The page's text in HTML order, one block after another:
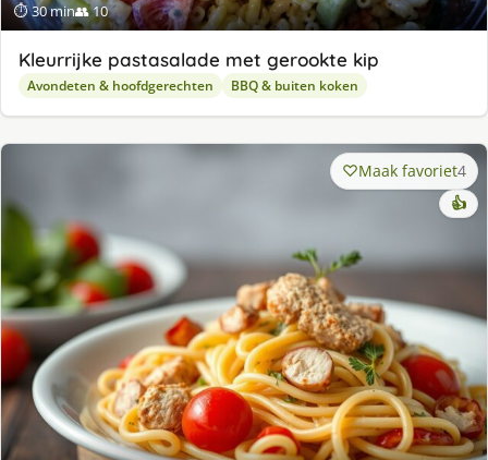
⏱ 30 min👥 10
Kleurrijke pastasalade met gerookte kip
Avondeten & hoofdgerechten BBQ & buiten koken
Maak favoriet4
👍